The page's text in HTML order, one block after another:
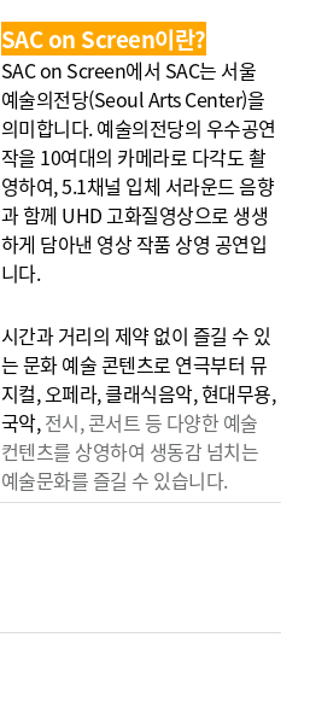
SAC on Screen이란?
SAC on Screen에서 SAC는 서울
예술의전당(Seoul Arts Center)을
의미합니다. 예술의전당의 우수공연
작을 10여대의 카메라로 다각도 촬
영하여, 5.1채널 입체 서라운드 음향
과 함께 UHD 고화질영상으로 생생
하게 담아낸 영상 작품 상영 공연입
니다.
시간과 거리의 제약 없이 즐길 수 있
는 문화 예술 콘텐츠로 연극부터 뮤
지컬, 오페라, 클래식음악, 현대무용,
국악,전시, 콘서트 등 다양한 예술
컨텐츠를 상영하여 생동감 넘치는
예술문화를 즐길 수 있습니다.